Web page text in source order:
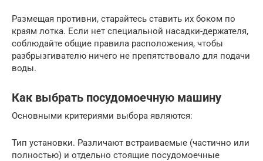
Размещая противни, старайтесь ставить их боком по
краям лотка. Если нет специальной насадки-держателя,
соблюдайте общие правила расположения, чтобы
разбрызгивателю ничего не препятствовало для подачи
воды.
Как выбрать посудомоечную машину
Основными критериями выбора являются:
Тип установки. Различают встраиваемые (частично или
полностью) и отдельно стоящие посудомоечные